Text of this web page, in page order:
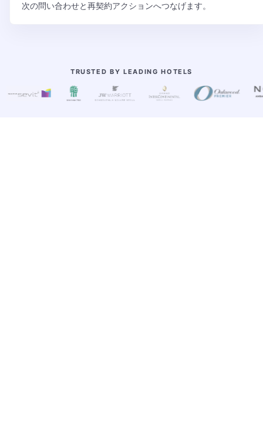
次の問い合わせと再契約アクションへつなげます。
TRUSTED BY LEADING HOTELS